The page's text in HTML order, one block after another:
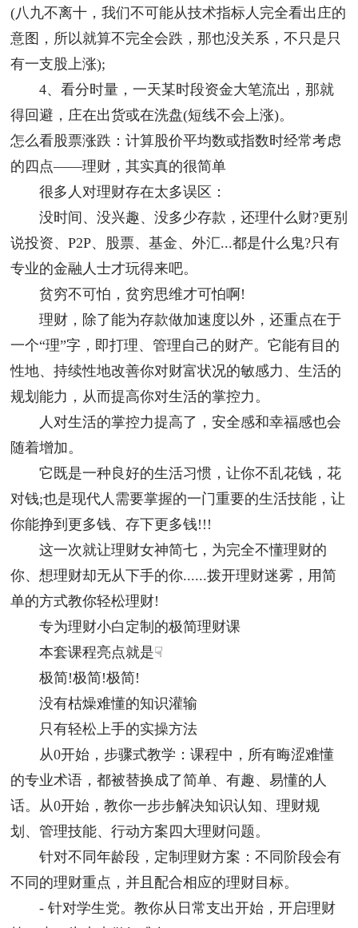
(八九不离十，我们不可能从技术指标人完全看出庄的
意图，所以就算不完全会跌，那也没关系，不只是只
有一支股上涨);
4、看分时量，一天某时段资金大笔流出，那就
得回避，庄在出货或在洗盘(短线不会上涨)。
怎么看股票涨跌：计算股价平均数或指数时经常考虑
的四点——理财，其实真的很简单
很多人对理财存在太多误区：
没时间、没兴趣、没多少存款，还理什么财?更别
说投资、P2P、股票、基金、外汇...都是什么鬼?只有
专业的金融人士才玩得来吧。
贫穷不可怕，贫穷思维才可怕啊!
理财，除了能为存款做加速度以外，还重点在于
一个“理”字，即打理、管理自己的财产。它能有目的
性地、持续性地改善你对财富状况的敏感力、生活的
规划能力，从而提高你对生活的掌控力。
人对生活的掌控力提高了，安全感和幸福感也会
随着增加。
它既是一种良好的生活习惯，让你不乱花钱，花
对钱;也是现代人需要掌握的一门重要的生活技能，让
你能挣到更多钱、存下更多钱!!!
这一次就让理财女神简七，为完全不懂理财的
你、想理财却无从下手的你......拨开理财迷雾，用简
单的方式教你轻松理财!
专为理财小白定制的极简理财课
本套课程亮点就是☟
极简!极简!极简!
没有枯燥难懂的知识灌输
只有轻松上手的实操方法
从0开始，步骤式教学：课程中，所有晦涩难懂
的专业术语，都被替换成了简单、有趣、易懂的人
话。从0开始，教你一步步解决知识认知、理财规
划、管理技能、行动方案四大理财问题。
针对不同年龄段，定制理财方案：不同阶段会有
不同的理财重点，并且配合相应的理财目标。
- 针对学生党。教你从日常支出开始，开启理财